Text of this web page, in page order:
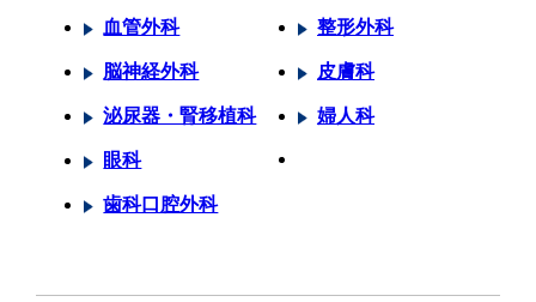
血管外科 整形外科
脳神経外科 皮膚科
泌尿器・腎移植科 婦人科
眼科
歯科口腔外科